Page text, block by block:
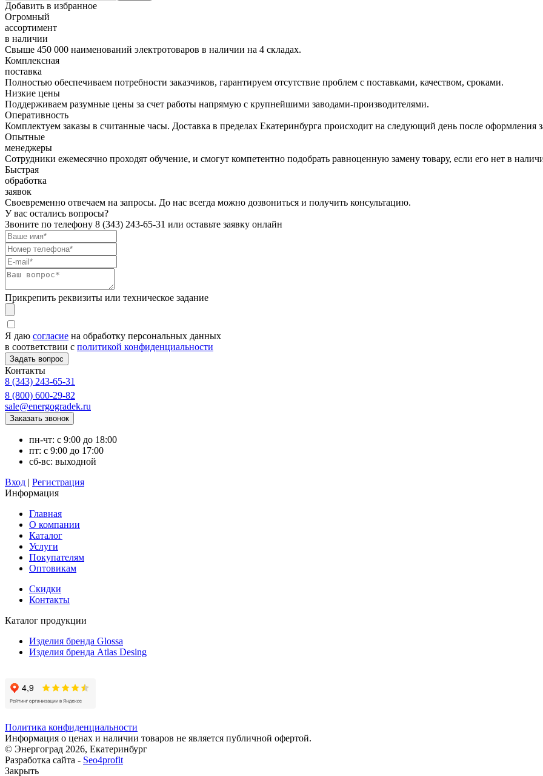
Добавить в избранное
Огромный
ассортимент
в наличии
Свыше 450 000 наименований электротоваров в наличии на 4 складах.
Комплексная
поставка
Полностью обеспечиваем потребности заказчиков, гарантируем отсутствие проблем с поставками, качеством, сроками.
Низкие цены
Поддерживаем разумные цены за счет работы напрямую с крупнейшими заводами-производителями.
Оперативность
Комплектуем заказы в считанные часы. Доставка в пределах Екатеринбурга происходит на следующий день после оформления
Опытные
менеджеры
Сотрудники ежемесячно проходят обучение, и смогут компетентно подобрать равноценную замену товару, если его нет в
Быстрая
обработка
заявок
Своевременно отвечаем на запросы. До нас всегда можно дозвониться и получить консультацию.
У вас остались вопросы?
Звоните по телефону 8 (343) 243-65-31 или оставьте заявку онлайн
Прикрепить реквизиты или техническое задание
Я даю согласие на обработку персональных данных
в соответствии с политикой конфиденциальности
Контакты
8 (343) 243-65-31
8 (800) 600-29-82
sale@energogradek.ru
пн-чт: с 9:00 до 18:00
пт: с 9:00 до 17:00
сб-вс: выходной
Вход | Регистрация
Информация
Главная
О компании
Каталог
Услуги
Покупателям
Оптовикам
Скидки
Контакты
Каталог продукции
Изделия бренда Glossa
Изделия бренда Atlas Desing
Политика конфиденциальности
Информация о ценах и наличии товаров не является публичной офертой.
© Энергоград 2026, Екатеринбург
Разработка сайта - Seo4profit
Закрыть